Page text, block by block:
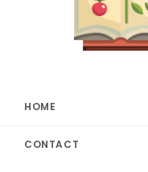
HOME
CONTACT